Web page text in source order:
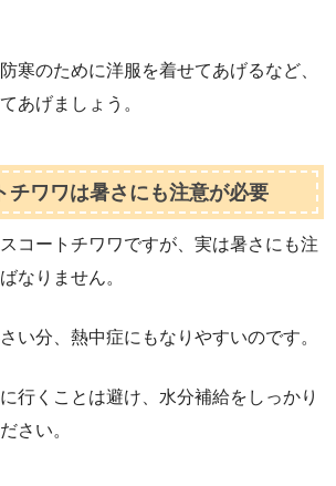
寒のために洋服を着せてあげるなど、
あげましょう。
チワワは暑さにも注意が必要
コートチワワですが、実は暑さにも注
なりません。
い分、熱中症にもなりやすいのです。
行くことは避け、水分補給をしっかり
さい。